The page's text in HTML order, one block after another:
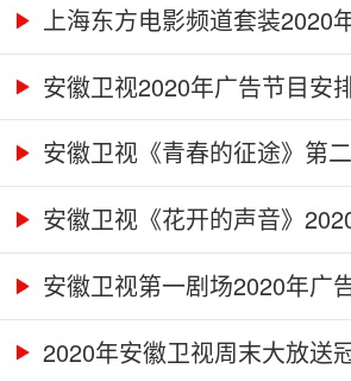
上海东方电影频道套装2020
安徽卫视2020年广告节目安
安徽卫视《青春的征途》第
作...安徽卫视《花开的声音》
安徽卫视第一剧场2020年广
2020年安徽卫视周末大放送